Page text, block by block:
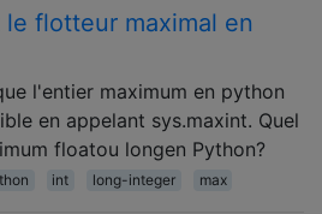
le flotteur maximal en
l'entier maximum en python
en appelant sys.maxint. Quel
floatou longen Python?
int long-integer max